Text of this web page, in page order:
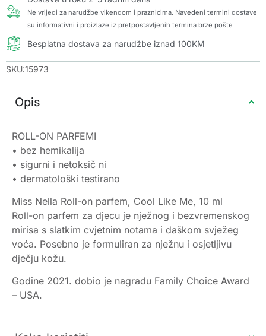
Ne vrijedi za narudžbe vikendom i praznicima. Navedeni termini dostave
su informativni i proizlaze iz pretpostavljenih termina brze pošte
Besplatna dostava za narudžbe iznad 100KM
SKU:15973
Opis
ROLL-ON PARFEMI
• bez hemikalija
• sigurni i netoksič ni
• dermatološki testirano
Miss Nella Roll-on parfem, Cool Like Me, 10 ml
Roll-on parfem za djecu je nježnog i bezvremenskog
mirisa s slatkim cvjetnim notama i daškom svježeg
voća. Posebno je formuliran za nježnu i osjetljivu
dječju kožu.
Godine 2021. dobio je nagradu Family Choice Award
– USA.